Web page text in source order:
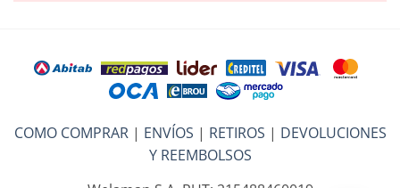
COMO COMPRAR| ENVÍOS | RETIROS | DEVOLUCIONES
Y REEMBOLSOS